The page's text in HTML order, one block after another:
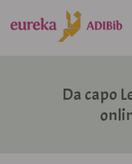
Da capo